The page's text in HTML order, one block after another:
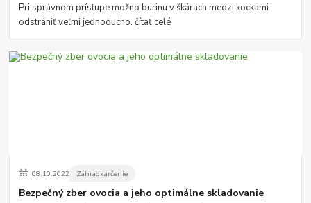
Pri správnom prístupe možno burinu v škárach medzi kockami
odstrániť veľmi jednoducho.čítať celé
08.10.2022 Záhradkárčenie
Bezpečný zber ovocia a jeho optimálne skladovanie